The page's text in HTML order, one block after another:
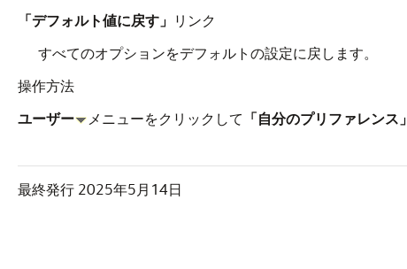
「デフォルト値に戻す」 リンク
すべてのオプションをデフォルトの設定に戻します。
操作方法
ユーザー
メニューをクリックして 「自分のプリファレンス」
最終発行 2025年5月14日